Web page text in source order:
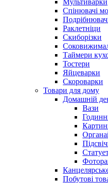
Мультиварки
Спінювачі
Раклетніци
Скиборізки
Таймери
Тостери
Яйцеварки
Скороварки
Товари для дому
Домашній
Вази
Побутові